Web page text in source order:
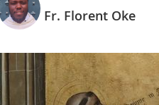
Fr. Florent Oke